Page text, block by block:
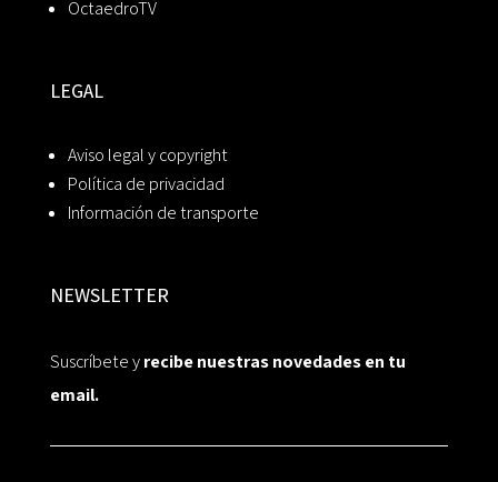
OctaedroTV
LEGAL
Aviso legal y copyright
Política de privacidad
Información de transporte
NEWSLETTER
Suscríbete yrecibe nuestras novedades en tu
email.